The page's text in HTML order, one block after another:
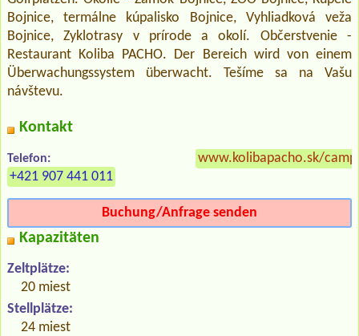
Bojnice, termálne kúpalisko Bojnice, Vyhliadková veža
Bojnice, Zyklotrasy v prírode a okolí. Občerstvenie -
Restaurant Koliba PACHO. Der Bereich wird von einem
Überwachungssystem überwacht. Tešíme sa na Vašu
návštevu.
Kontakt
Telefon:
+421 907 441 011
www.kolibapacho.sk/
Buchung/Anfrage senden
Kapazitäten
Zeltplätze:
20 miest
Stellplätze:
24 miest